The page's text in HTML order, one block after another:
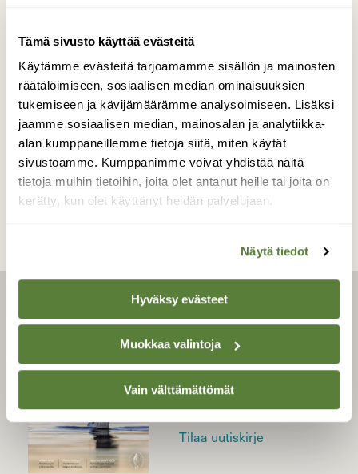
Tämä sivusto käyttää evästeitä
Käytämme evästeitä tarjoamamme sisällön ja mainosten
räätälöimiseen, sosiaalisen median ominaisuuksien
tukemiseen ja kävijämäärämme analysoimiseen. Lisäksi
jaamme sosiaalisen median, mainosalan ja analytiikka-
alan kumppaneillemme tietoja siitä, miten käytät
sivustoamme. Kumppanimme voivat yhdistää näitä
tietoja muihin tietoihin, joita olet antanut heille tai joita on
kerätty, kun olet käyttänyt heidän palvelujaan.
Näytä tiedot
Hyväksy evästeet
Muokkaa valintoja
Vain välttämättömät
pikkulintunen! Ja kaunis laulu...
Valokuvaaja: Anna-Liisa Palomaa, Keminmaa
Länsikoski 6.6.13
TAKAISIN LISTAAN
LEHTI
Uusin lehti
Tilaa Suomen Luonto
Tilaa digilukuoikeus
Äänestä parasta juttua
Tilaa uutiskirje